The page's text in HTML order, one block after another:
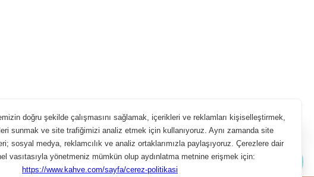
Aradığın kahveyi beraber bulalım!